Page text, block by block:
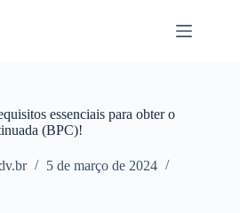
essenciais para obter o
(BPC)!
5 de março de 2024